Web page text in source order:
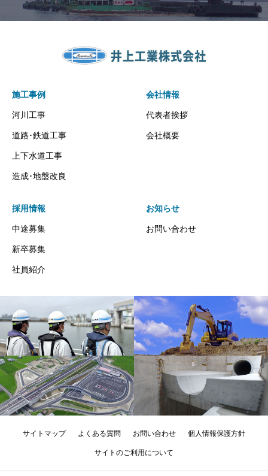
施工事例
河川工事
道路･鉄道工事
上下水道工事
造成･地盤改良
会社情報
代表者挨拶
会社概要
採用情報
中途募集
新卒募集
社員紹介
お知らせ
お問い合わせ
サイトマップ よくある質問 お問い合わせ 個人情報保護方針
サイトのご利用について